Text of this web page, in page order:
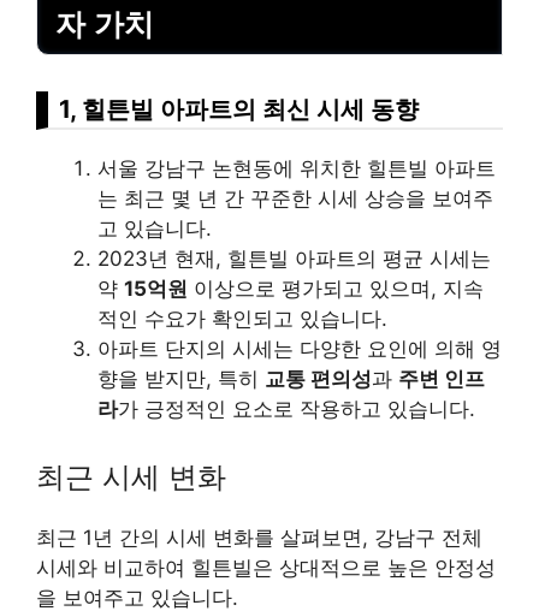
자 가치
1, 힐튼빌 아파트의 최신 시세 동향
서울 강남구 논현동에 위치한 힐튼빌 아파트
는 최근 몇 년 간 꾸준한 시세 상승을 보여주
고 있습니다.
2023년 현재, 힐튼빌 아파트의 평균 시세는
약 15억원 이상으로 평가되고 있으며, 지속
적인 수요가 확인되고 있습니다.
아파트 단지의 시세는 다양한 요인에 의해 영
향을 받지만, 특히 교통 편의성과 주변 인프
라가 긍정적인 요소로 작용하고 있습니다.
최근 시세 변화
최근 1년 간의 시세 변화를 살펴보면, 강남구 전체
시세와 비교하여 힐튼빌은 상대적으로 높은 안정성
을 보여주고 있습니다.